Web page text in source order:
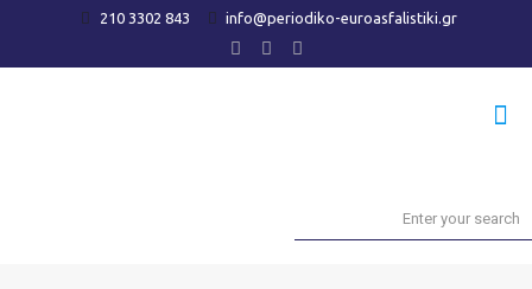
210 3302 843 info@periodiko-euroasfalistiki.gr